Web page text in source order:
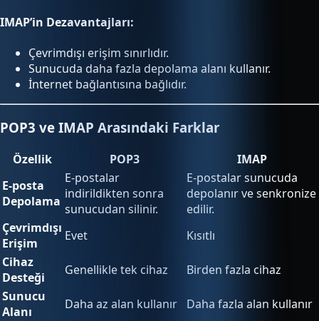
IMAP’in Dezavantajları:
Çevrimdışı erişim sınırlıdır.
Sunucuda daha fazla depolama alanı kullanır.
İnternet bağlantısına bağlıdır.
POP3 ve IMAP Arasındaki Farklar
Özellik POP3
IMAP
E-posta
Depolama
E-postalar
indirildikten sonra
sunucudan silinir.
E-postalar sunucuda
depolanır ve senkronize
edilir.
Çevrimdışı
Erişim
Evet
Kısıtlı
Cihaz
Desteği
Genellikle tek cihaz
Birden fazla cihaz
Sunucu
Alanı
Daha az alan kullanır
Daha fazla alan kullanır